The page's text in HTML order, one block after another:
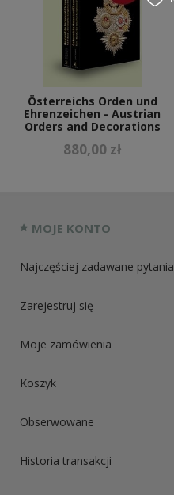
Österreichs Orden und
Ehrenzeichen - Austrian
Orders and Decorations
880,00 zł
MOJE KONTO
Najczęściej zadawane pytania
Zarejestruj się
Moje zamówienia
Koszyk
Obserwowane
Historia transakcji